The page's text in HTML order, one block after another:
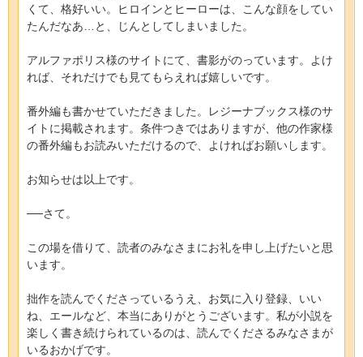
くて、格好いい。ヒロインとヒーローは、こんな顔をしてい
たんだなあ…と、じんとしてしまいました。
アルファポリス様のサイトにて、書影がのっています。よけ
れば、それだけでも見てもらえれば嬉しいです。
番外編も書かせていただきました。レジーナブックス様のサ
イトに掲載されます。条件つきではありますが、他の作家様
の番外編もお読みいただけるので、よければお願いします。
お知らせは以上です。
──さて。
この場を借りて、読者のみなさまにお礼を申し上げたいと思
います。
拙作を読んでくださっているうえ、お気に入り登録、いい
ね、エールなど、本当にありがとうございます。私が小説を
楽しく書き続けられているのは、読んでくださるみなさまが
いるおかげです。